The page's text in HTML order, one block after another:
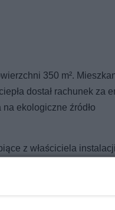
350 m².
dostał rachunek za
ekologiczne źródło
z właściciela
niepokojem albo
pogodowych i